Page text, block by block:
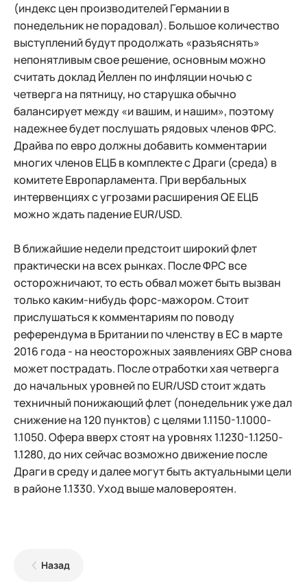
(индекс цен производителей Германии в
понедельник не порадовал). Большое количество
выступлений будут продолжать «разъяснять»
непонятливым свое решение, основным можно
считать доклад Йеллен по инфляции ночью с
четверга на пятницу, но старушка обычно
балансирует между «и вашим, и нашим», поэтому
надежнее будет послушать рядовых членов ФРС.
Драйва по евро должны добавить комментарии
многих членов ЕЦБ в комплекте с Драги (среда) в
комитете Европарламента. При вербальных
интервенциях с угрозами расширения QE ЕЦБ
можно ждать падение EUR/USD.
В ближайшие недели предстоит широкий флет
практически на всех рынках. После ФРС все
осторожничают, то есть обвал может быть вызван
только каким-нибудь форс-мажором. Стоит
прислушаться к комментариям по поводу
референдума в Британии по членству в ЕС в марте
2016 года - на неосторожных заявлениях GBP снова
может пострадать. После отработки хая четверга
до начальных уровней по EUR/USD стоит ждать
техничный понижающий флет (понедельник уже дал
снижение на 120 пунктов) с целями 1.1150-1.1000-
1.1050. Офера вверх стоят на уровнях 1.1230-1.1250-
1.1280, до них сейчас возможно движение после
Драги в среду и далее могут быть актуальными цели
в районе 1.1330. Уход выше маловероятен.
Назад